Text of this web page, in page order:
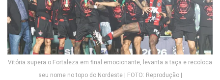
Vitória supera o Fortaleza em final emocionante, levanta a taça e recoloca
seu nome no topo do Nordeste | FOTO: Reprodução |